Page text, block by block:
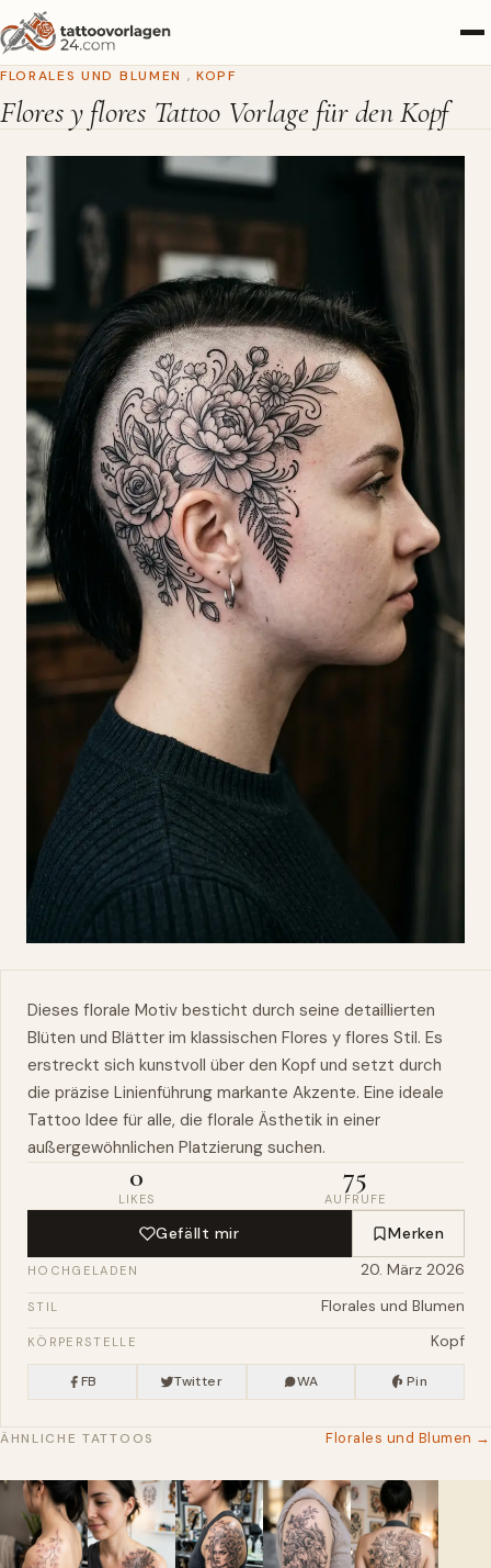
FLORALES UND BLUMEN , KOPF
Flores y flores Tattoo Vorlage für den Kopf
Dieses florale Motiv besticht durch seine detaillierten
Blüten und Blätter im klassischen Flores y flores Stil. Es
erstreckt sich kunstvoll über den Kopf und setzt durch
die präzise Linienführung markante Akzente. Eine ideale
Tattoo Idee für alle, die florale Ästhetik in einer
außergewöhnlichen Platzierung suchen.
0
LIKES
75
AUFRUFE
Gefällt mir Merken
HOCHGELADEN 20. März 2026
STIL Florales und Blumen
KÖRPERSTELLE Kopf
FB Twitter WA Pin
ÄHNLICHE TATTOOS Florales und Blumen →